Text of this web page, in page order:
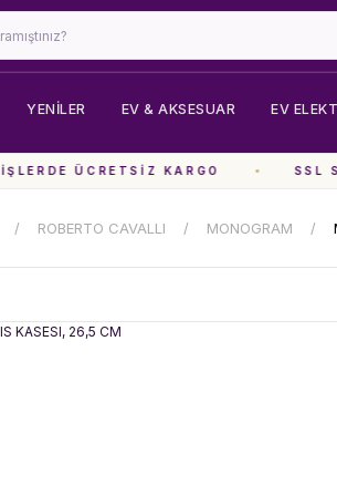
YENİLER EV & AKSESUAR EV
ÜCRETSIZ KARGO SSL
ROBERTO CAVALLI MONOGRAM